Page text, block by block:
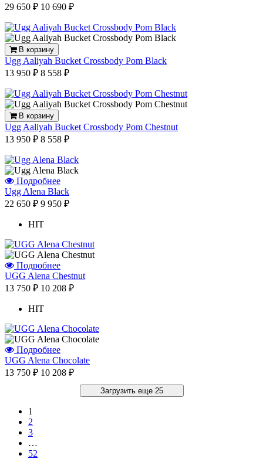
29 650 ₽ 10 690 ₽
В корзину
Ugg Aaliyah Bucket Crossbody Pom Black
13 950 ₽ 8 558 ₽
В корзину
Ugg Aaliyah Bucket Crossbody Pom Chestnut
13 950 ₽ 8 558 ₽
Подробнее
Ugg Alena Black
22 650 ₽ 9 950 ₽
HIT
Подробнее
UGG Alena Chestnut
13 750 ₽ 10 208 ₽
HIT
Подробнее
UGG Alena Chocolate
13 750 ₽ 10 208 ₽
Загрузить еще 25
1
2
3
…
52